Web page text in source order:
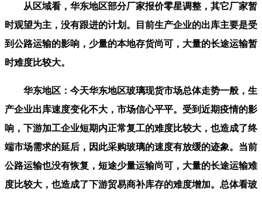
从区域看，华东地区部分厂家报价零星调整，其它厂家暂
时观望为主，没有跟进的计划。目前生产企业的出库主要是受
到公路运输的影响，少量的本地存货尚可，大量的长途运输暂
时难度比较大。
华东地区：今天华东地区玻璃现货市场总体走势一般，生
产企业出库速度变化不大，市场信心平平。受到近期疫情的影
响，下游加工企业短期内正常复工的难度比较大，也造成了终
端市场需求的延后，因此采购玻璃的速度有放缓的迹象。当前
公路运输也没有恢复，短途少量运输尚可，大量的长途运输难
度比较大，也造成了下游贸易商补库存的难度增加。总体看玻